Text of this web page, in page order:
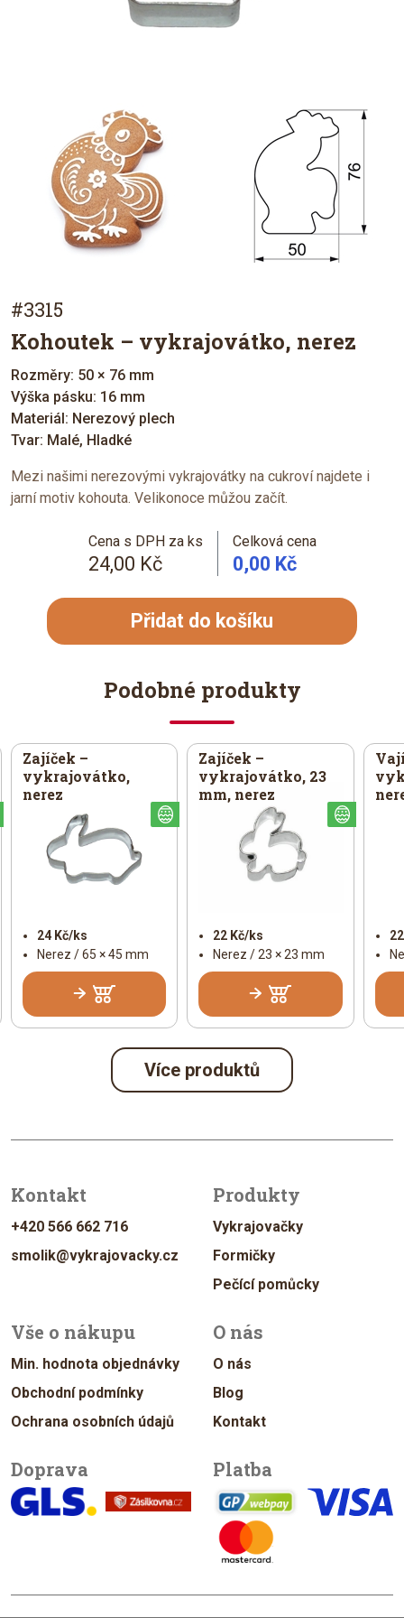
#3315
Kohoutek – vykrajovátko, nerez
Rozměry: 50 × 76 mm
Výška pásku: 16 mm
Materiál: Nerezový plech
Tvar: Malé, Hladké
Mezi našimi nerezovými vykrajovátky na cukroví najdete i
jarní motiv kohouta. Velikonoce můžou začít.
Cena s DPH za ks
24,00 Kč
Celková cena
0,00 Kč
Přidat do košíku
Podobné produkty
Velikonoční
Zajíček –
vykrajovátko,
nerez
24 Kč/ks
Nerez / 65 × 45 mm
Zajíček –
vykrajovátko, 23
mm, nerez
22 Kč/ks
Nerez / 23 × 23 mm
Velikonoční
Více produktů
Kontakt
+420 566 662 716
smolik@vykrajovacky.cz
Produkty
Vykrajovačky
Formičky
Pečící pomůcky
Vše o nákupu
Min. hodnota objednávky
Obchodní podmínky
Ochrana osobních údajů
O nás
O nás
Blog
Kontakt
Doprava Platba